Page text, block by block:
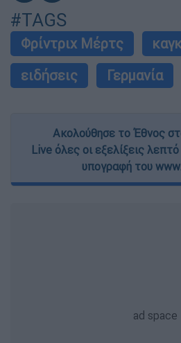
#TAGS
Φρίντριχ Μέρτς
ειδήσεις
Γερμανία
Ακολούθησε το Έθνος
Live όλες οι εξελίξεις
υπογραφή του